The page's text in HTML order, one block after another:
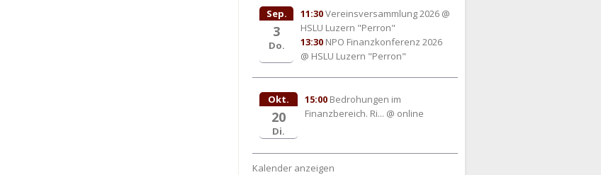
Sep.
3
Do.
11:30Vereinsversammlung 2026 @
HSLU Luzern "Perron"
13:30 NPO Finanzkonferenz 2026
@ HSLU Luzern "Perron"
Okt.
20
Di.
15:00 Bedrohungen im
Finanzbereich. Ri... @ online
Kalender anzeigen